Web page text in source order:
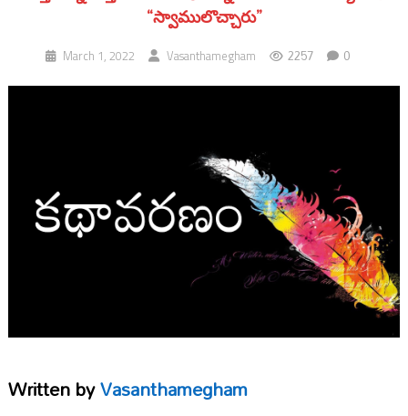
“స్వాములొచ్చారు”
March 1, 2022 Vasanthamegham 2257 0
Written byVasanthamegham